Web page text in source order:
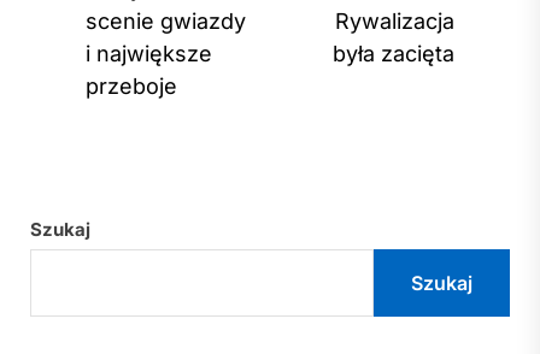
post:
scenie gwiazdy
i największe
przeboje
Rywalizacja
była zacięta
Szukaj
Szukaj